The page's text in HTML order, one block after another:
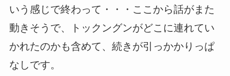
いう感じで終わって・・・ここから話がまた
動きそうで、トックングンがどこに連れてい
かれたのかも含めて、続きが引っかかりっぱ
なしです。